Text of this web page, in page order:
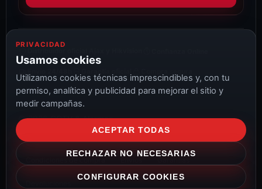
© 2026 CCTV & Alarmas
PRIVACIDAD
Usamos cookies
Utilizamos cookies técnicas imprescindibles y, con tu
permiso, analítica y publicidad para mejorar el sitio y
medir campañas.
ACEPTAR TODAS
RECHAZAR NO NECESARIAS
CONFIGURAR COOKIES